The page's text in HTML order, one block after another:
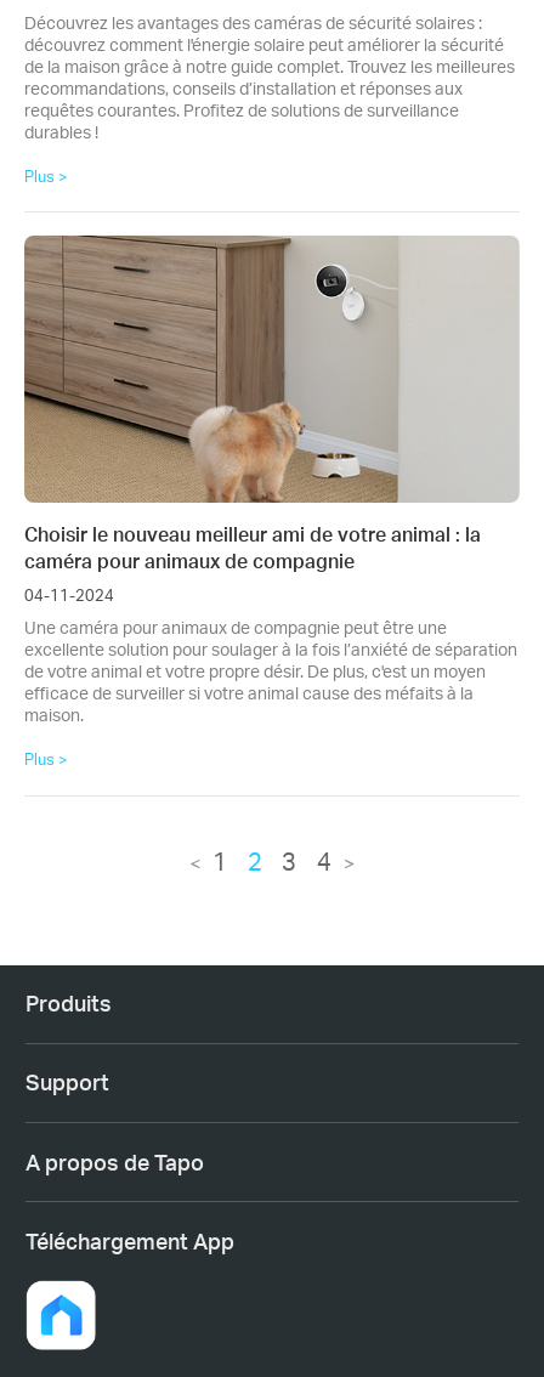
Découvrez les avantages des caméras de sécurité solaires :
découvrez comment l'énergie solaire peut améliorer la sécurité
de la maison grâce à notre guide complet. Trouvez les meilleures
recommandations, conseils d’installation et réponses aux
requêtes courantes. Profitez de solutions de surveillance
durables !
Plus >
Choisir le nouveau meilleur ami de votre animal : la
caméra pour animaux de compagnie
04-11-2024
Une caméra pour animaux de compagnie peut être une
excellente solution pour soulager à la fois l’anxiété de séparation
de votre animal et votre propre désir. De plus, c'est un moyen
efficace de surveiller si votre animal cause des méfaits à la
maison.
Plus >
< 1 2 3 4 >
Produits
Support
A propos de Tapo
Téléchargement App